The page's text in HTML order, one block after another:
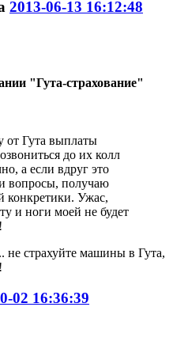
2013-06-13 16:12:48
"Гута-страхование"
от Гута выплаты
до их колл
а если вдруг это
вопросы, получаю
конкретики. Ужас,
и ноги моей не будет
страхуйте машины в Гута,
02 16:36:39